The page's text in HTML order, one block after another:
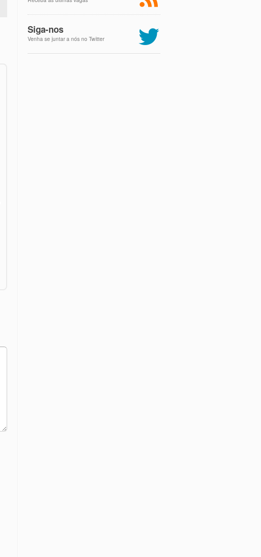
Siga-nos
Venha se juntar a nós no Twitter